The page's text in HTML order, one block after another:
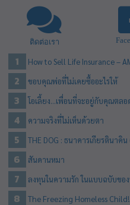
ติดต่อเรา
How to Sell Life Insurance –
ขอบคุณพ่อที่ไม่เคยซื้ออะไรให้
โอเลี้ยง…เพื่อนที่จะอยู่กับคุณตลอ
ความจริงที่ไม่เห็นด้วยตา
THE DOG : ธนาคารเกียรตินาคิ
สันดานหมา
ลงทุนในความรัก ในแบบฉบับขอ
The Freezing Homeless